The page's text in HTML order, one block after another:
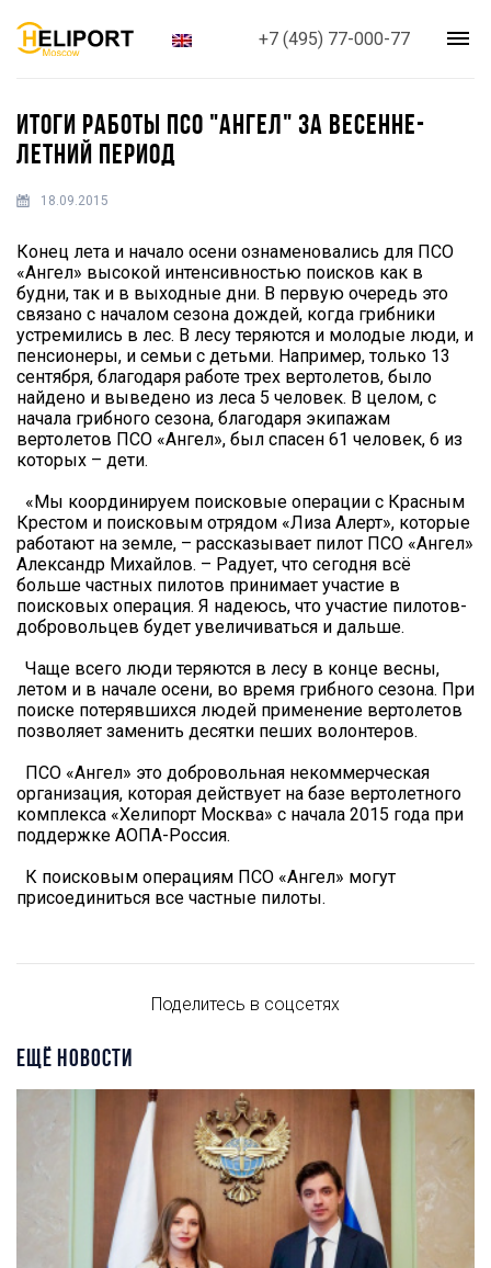
+7 (495) 77-000-77
ИТОГИ РАБОТЫ ПСО "АНГЕЛ" ЗА ВЕСЕННЕ-
ЛЕТНИЙ ПЕРИОД
18.09.2015
Конец лета и начало осени ознаменовались для ПСО
«Ангел» высокой интенсивностью поисков как в
будни, так и в выходные дни. В первую очередь это
связано с началом сезона дождей, когда грибники
устремились в лес. В лесу теряются и молодые люди, и
пенсионеры, и семьи с детьми. Например, только 13
сентября, благодаря работе трех вертолетов, было
найдено и выведено из леса 5 человек. В целом, с
начала грибного сезона, благодаря экипажам
вертолетов ПСО «Ангел», был спасен 61 человек, 6 из
которых – дети.
«Мы координируем поисковые операции с Красным
Крестом и поисковым отрядом «Лиза Алерт», которые
работают на земле, – рассказывает пилот ПСО «Ангел»
Александр Михайлов. – Радует, что сегодня всё
больше частных пилотов принимает участие в
поисковых операция. Я надеюсь, что участие пилотов-
добровольцев будет увеличиваться и дальше.
Чаще всего люди теряются в лесу в конце весны,
летом и в начале осени, во время грибного сезона. При
поиске потерявшихся людей применение вертолетов
позволяет заменить десятки пеших волонтеров.
ПСО «Ангел» это добровольная некоммерческая
организация, которая действует на базе вертолетного
комплекса «Хелипорт Москва» с начала 2015 года при
поддержке АОПА-Россия.
К поисковым операциям ПСО «Ангел» могут
присоединиться все частные пилоты.
Поделитесь в соцсетях
ЕЩЁ НОВОСТИ